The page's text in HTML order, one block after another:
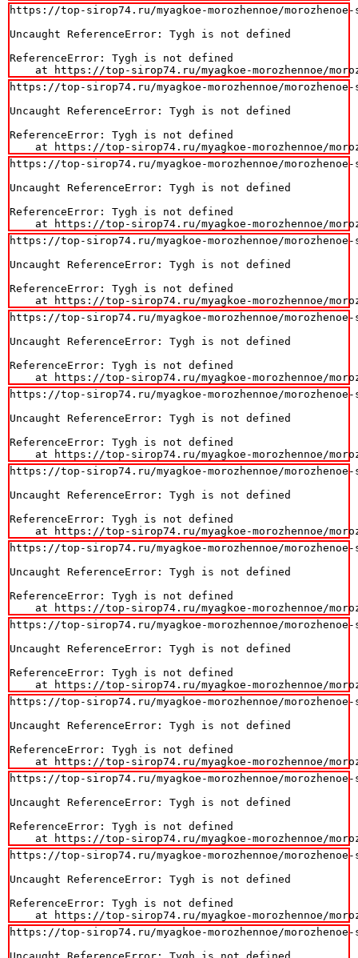
https://top-sirop74.ru/myagkoe-morozhennoe/morozhenoe-
Uncaught ReferenceError: Tygh is not defined
ReferenceError: Tygh is not defined
at https://top-sirop74.ru/myagkoe-morozhennoe/
https://top-sirop74.ru/myagkoe-morozhennoe/morozhenoe-
Uncaught ReferenceError: Tygh is not defined
ReferenceError: Tygh is not defined
at https://top-sirop74.ru/myagkoe-morozhennoe/
https://top-sirop74.ru/myagkoe-morozhennoe/morozhenoe-
Uncaught ReferenceError: Tygh is not defined
ReferenceError: Tygh is not defined
at https://top-sirop74.ru/myagkoe-morozhennoe/
https://top-sirop74.ru/myagkoe-morozhennoe/morozhenoe-
Uncaught ReferenceError: Tygh is not defined
ReferenceError: Tygh is not defined
at https://top-sirop74.ru/myagkoe-morozhennoe/
https://top-sirop74.ru/myagkoe-morozhennoe/morozhenoe-
Uncaught ReferenceError: Tygh is not defined
ReferenceError: Tygh is not defined
at https://top-sirop74.ru/myagkoe-morozhennoe/
https://top-sirop74.ru/myagkoe-morozhennoe/morozhenoe-
Uncaught ReferenceError: Tygh is not defined
ReferenceError: Tygh is not defined
at https://top-sirop74.ru/myagkoe-morozhennoe/
https://top-sirop74.ru/myagkoe-morozhennoe/morozhenoe-
Uncaught ReferenceError: Tygh is not defined
ReferenceError: Tygh is not defined
at https://top-sirop74.ru/myagkoe-morozhennoe/
https://top-sirop74.ru/myagkoe-morozhennoe/morozhenoe-
Uncaught ReferenceError: Tygh is not defined
ReferenceError: Tygh is not defined
at https://top-sirop74.ru/myagkoe-morozhennoe/
https://top-sirop74.ru/myagkoe-morozhennoe/morozhenoe-
Uncaught ReferenceError: Tygh is not defined
ReferenceError: Tygh is not defined
at https://top-sirop74.ru/myagkoe-morozhennoe/
https://top-sirop74.ru/myagkoe-morozhennoe/morozhenoe-
Uncaught ReferenceError: Tygh is not defined
ReferenceError: Tygh is not defined
at https://top-sirop74.ru/myagkoe-morozhennoe/
https://top-sirop74.ru/myagkoe-morozhennoe/morozhenoe-
Uncaught ReferenceError: Tygh is not defined
ReferenceError: Tygh is not defined
at https://top-sirop74.ru/myagkoe-morozhennoe/
https://top-sirop74.ru/myagkoe-morozhennoe/morozhenoe-
Uncaught ReferenceError: Tygh is not defined
ReferenceError: Tygh is not defined
at https://top-sirop74.ru/myagkoe-morozhennoe/
https://top-sirop74.ru/myagkoe-morozhennoe/morozhenoe-